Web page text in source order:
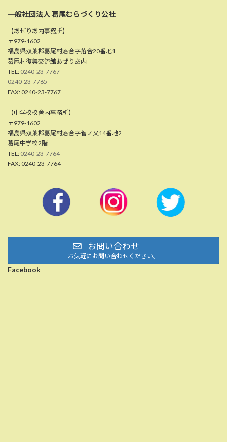
一般社団法人 葛尾むらづくり公社
【あぜりあ内事務所】
〒979-1602
福島県双葉郡葛尾村落合字落合20番地1
葛尾村復興交流館あぜりあ内
TEL: 0240-23-7767
0240-23-7765
FAX: 0240-23-7767
【中学校校舎内事務所】
〒979-1602
福島県双葉郡葛尾村落合字菅ノ又14番地2
葛尾中学校2階
TEL: 0240-23-7764
FAX: 0240-23-7764
お問い合わせ
お気軽にお問い合わせください。
Facebook